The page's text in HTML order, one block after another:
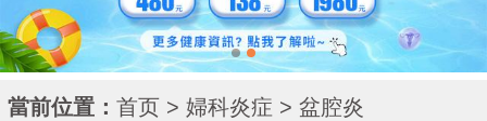
當前位置： 首页 > 婦科炎症 > 盆腔炎